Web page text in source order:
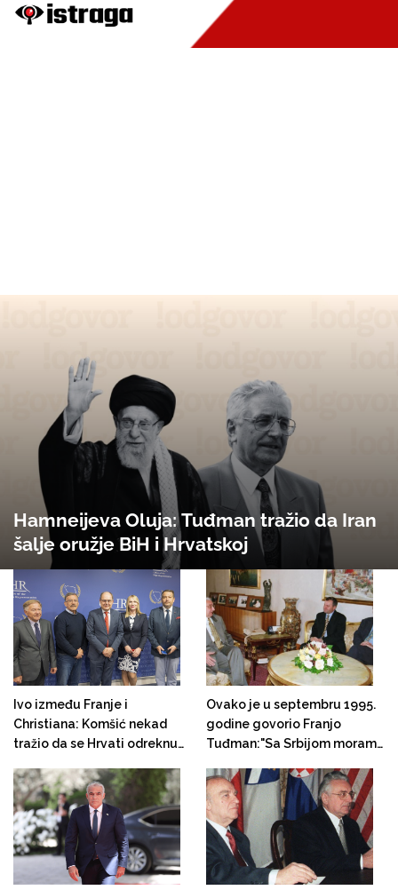
Hamneijeva Oluja: Tuđman tražio da Iran
šalje oružje BiH i Hrvatskoj
Ivo između Franje i
Christiana: Komšić nekad
tražio da se Hrvati odreknu
traži da Bošnjaci prihvate
Schmidtovu Herceg-Bosnu
Ovako je u septembru 1995.
godine govorio Franjo
Tuđman:"Sa Srbijom moramo
ćemo sa Muslimanima imati
problema zbog civilizacijskih
razlika"